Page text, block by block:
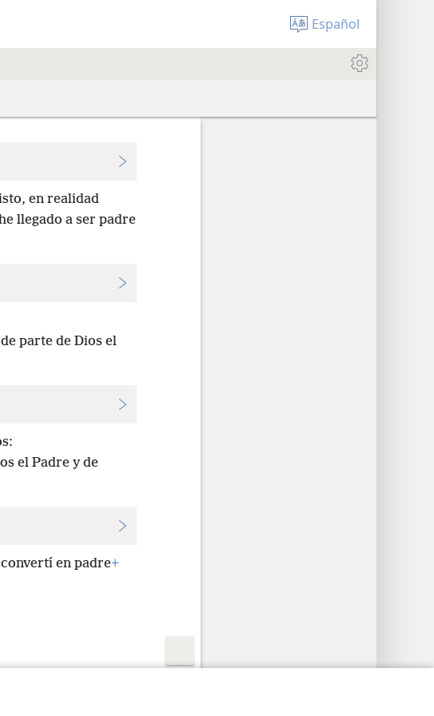
Español
en realidad
llegado a ser padre
parte de Dios el
el Padre y de
en padre+